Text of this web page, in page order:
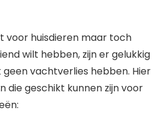
voor huisdieren maar toch
wilt hebben, zijn er gelukkig
vachtverlies hebben. Hier
die geschikt kunnen zijn voor